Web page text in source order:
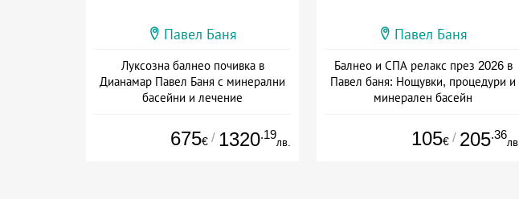
Павел Баня
Луксозна балнео почивка в
Дианамар Павел Баня с минерални
басейни и лечение
675€ / 1320.19
лв.
Павел Баня
Балнео и СПА релакс през 2026 в
Павел баня: Нощувки, процедури и
минерален басейн
105€ / 205.36
лв.